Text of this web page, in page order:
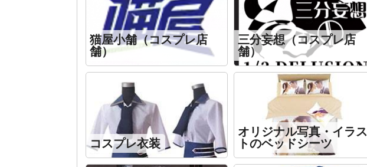
猫屋小舗（コスプレ店
舗）
三分妄想（コスプレ店
舗）
コスプレ衣装
オリジナル写真・イラス
トのベッドシーツ